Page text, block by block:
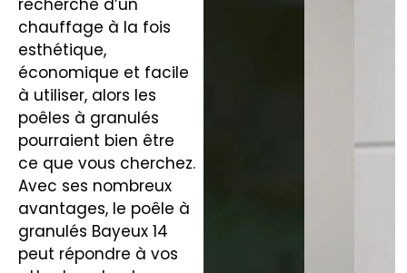
chauffage à la fois
esthétique,
économique et facile
à utiliser, alors les
poêles à granulés
pourraient bien être
ce que vous cherchez.
Avec ses nombreux
avantages, le poêle à
granulés Bayeux 14
peut répondre à vos